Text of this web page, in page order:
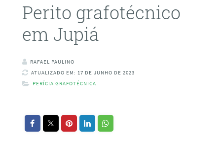
Perito grafotécnico
em Jupiá
RAFAEL PAULINO
ATUALIZADO EM: 17 DE JUNHO DE 2023
PERÍCIA GRAFOTÉCNICA